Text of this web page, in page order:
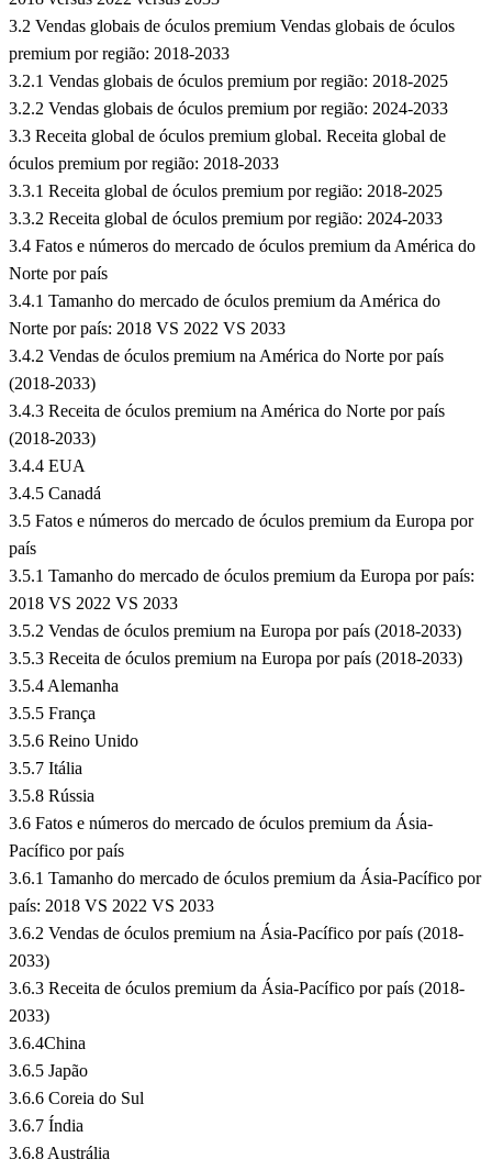
3.2 Vendas globais de óculos premium Vendas globais de óculos
premium por região: 2018-2033
3.2.1 Vendas globais de óculos premium por região: 2018-2025
3.2.2 Vendas globais de óculos premium por região: 2024-2033
3.3 Receita global de óculos premium global. Receita global de
óculos premium por região: 2018-2033
3.3.1 Receita global de óculos premium por região: 2018-2025
3.3.2 Receita global de óculos premium por região: 2024-2033
3.4 Fatos e números do mercado de óculos premium da América do
Norte por país
3.4.1 Tamanho do mercado de óculos premium da América do
Norte por país: 2018 VS 2022 VS 2033
3.4.2 Vendas de óculos premium na América do Norte por país
(2018-2033)
3.4.3 Receita de óculos premium na América do Norte por país
(2018-2033)
3.4.4 EUA
3.4.5 Canadá
3.5 Fatos e números do mercado de óculos premium da Europa por
país
3.5.1 Tamanho do mercado de óculos premium da Europa por país:
2018 VS 2022 VS 2033
3.5.2 Vendas de óculos premium na Europa por país (2018-2033)
3.5.3 Receita de óculos premium na Europa por país (2018-2033)
3.5.4 Alemanha
3.5.5 França
3.5.6 Reino Unido
3.5.7 Itália
3.5.8 Rússia
3.6 Fatos e números do mercado de óculos premium da Ásia-
Pacífico por país
3.6.1 Tamanho do mercado de óculos premium da Ásia-Pacífico por
país: 2018 VS 2022 VS 2033
3.6.2 Vendas de óculos premium na Ásia-Pacífico por país (2018-
2033)
3.6.3 Receita de óculos premium da Ásia-Pacífico por país (2018-
2033)
3.6.4China
3.6.5 Japão
3.6.6 Coreia do Sul
3.6.7 Índia
3.6.8 Austrália